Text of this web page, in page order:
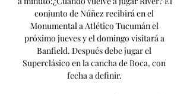
conjunto de Núñez recibirá en el
Monumental a Atlético Tucumán el
próximo jueves y el domingo visitará a
Banfield. Después debe jugar el
Superclásico en la cancha de Boca, con
fecha a definir.